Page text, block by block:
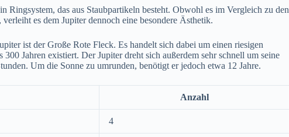
Ringsystem, das aus Staubpartikeln besteht. Obwohl es im Vergleich zu den
es dem Jupiter dennoch eine besondere Ästhetik.
ist der Große Rote Fleck. Es handelt sich dabei um einen riesigen
Jahren existiert. Der Jupiter dreht sich außerdem sehr schnell um seine
Um die Sonne zu umrunden, benötigt er jedoch etwa 12 Jahre.
Anzahl
4